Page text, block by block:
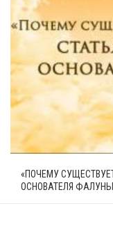
«ПОЧЕМУ
ОСНОВАТЕЛЯ